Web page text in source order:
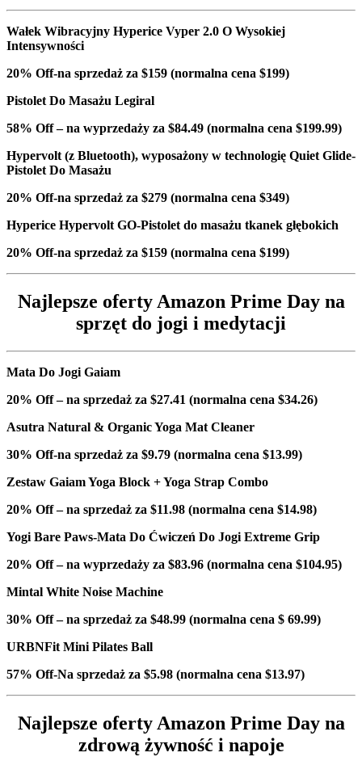
Wałek Wibracyjny Hyperice Vyper 2.0 O Wysokiej
Intensywności
20% Off-na sprzedaż za $159 (normalna cena $199)
Pistolet Do Masażu Legiral
58% Off – na wyprzedaży za $84.49 (normalna cena $199.99)
Hypervolt (z Bluetooth), wyposażony w technologię Quiet Glide-
Pistolet Do Masażu
20% Off-na sprzedaż za $279 (normalna cena $349)
Hyperice Hypervolt GO-Pistolet do masażu tkanek głębokich
20% Off-na sprzedaż za $159 (normalna cena $199)
Najlepsze oferty Amazon Prime Day na
sprzęt do jogi i medytacji
Mata Do Jogi Gaiam
20% Off – na sprzedaż za $27.41 (normalna cena $34.26)
Asutra Natural & Organic Yoga Mat Cleaner
30% Off-na sprzedaż za $9.79 (normalna cena $13.99)
Zestaw Gaiam Yoga Block + Yoga Strap Combo
20% Off – na sprzedaż za $11.98 (normalna cena $14.98)
Yogi Bare Paws-Mata Do Ćwiczeń Do Jogi Extreme Grip
20% Off – na wyprzedaży za $83.96 (normalna cena $104.95)
Mintal White Noise Machine
30% Off – na sprzedaż za $48.99 (normalna cena $ 69.99)
URBNFit Mini Pilates Ball
57% Off-Na sprzedaż za $5.98 (normalna cena $13.97)
Najlepsze oferty Amazon Prime Day na
zdrową żywność i napoje